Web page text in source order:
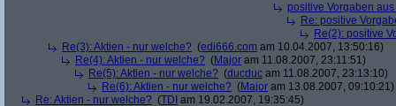
positive Vorgaben
Re: positive
Re(2): positive
Re(3): Aktien - nur welche? (edi666.com am 10.04.2007, 13:50:16)
Re(4): Aktien - nur welche? (Major am 11.08.2007, 23:11:51)
Re(5): Aktien - nur welche? (ducduc am 11.08.2007, 23:13:10)
Re(6): Aktien - nur welche? (Major am 13.08.2007, 09:10:21)
Re: Aktien - nur welche? (TDI am 19.02.2007, 19:35:45)